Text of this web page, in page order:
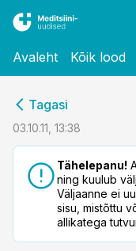
Avaleht Kõik lood
Tagasi
03.10.11, 13:38
Tähelepanu!
ning kuulub
Väljaanne ei
sisu, mistõttu
allikatega